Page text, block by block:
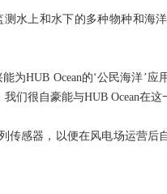
水上和水下的多种物种和海
为HUB Ocean的‘公民海洋’
们很自豪能与HUB Ocean在这
感器，以便在风电场运营后